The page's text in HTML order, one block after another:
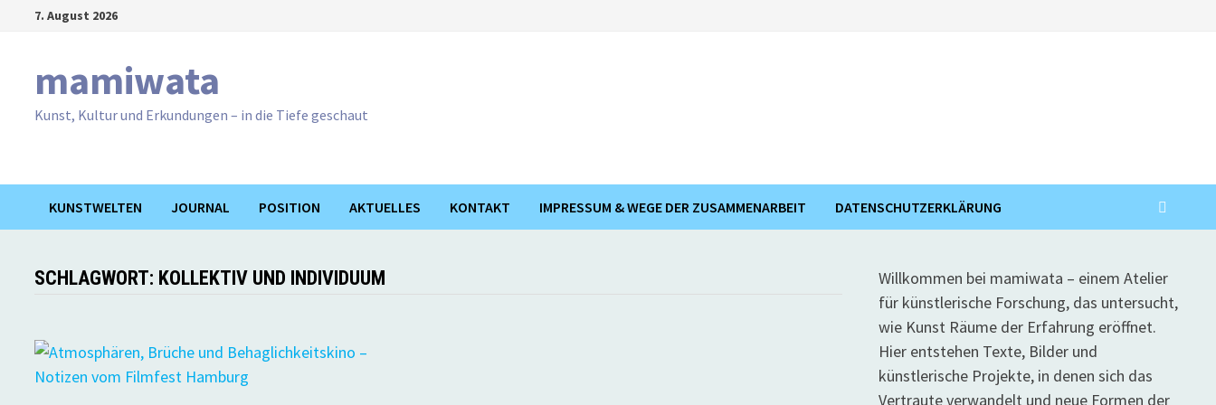
7. August 2026
mamiwata
Kunst, Kultur und Erkundungen – in die Tiefe geschaut
KUNSTWELTEN JOURNAL POSITION AKTUELLES KONTAKT IMPRESSUM & WEGE DER ZUSAMMENARBEIT DATENSCHUTZERKLÄRUNG
SCHLAGWORT: KOLLEKTIV UND INDIVIDUUM
Willkommen bei mamiwata – einem Atelier
für künstlerische Forschung, das untersucht,
wie Kunst Räume der Erfahrung eröffnet.
Hier entstehen Texte, Bilder und
künstlerische Projekte, in denen sich das
Vertraute verwandelt und neue Formen der